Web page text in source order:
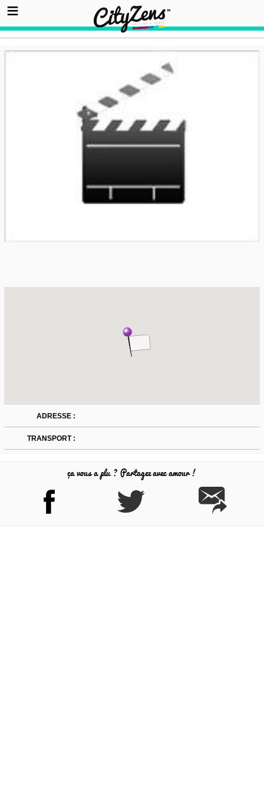
ADRESSE :
TRANSPORT :
ça vous a plu ? Partagez avec amour !